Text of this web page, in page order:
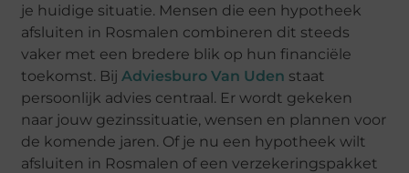
je huidige situatie. Mensen die een hypotheek
afsluiten in Rosmalen combineren dit steeds
vaker met een bredere blik op hun financiële
toekomst. Bij Adviesburo Van Uden staat
persoonlijk advies centraal. Er wordt gekeken
naar jouw gezinssituatie, wensen en plannen voor
de komende jaren. Of je nu een hypotheek wilt
afsluiten in Rosmalen of een verzekeringspakket